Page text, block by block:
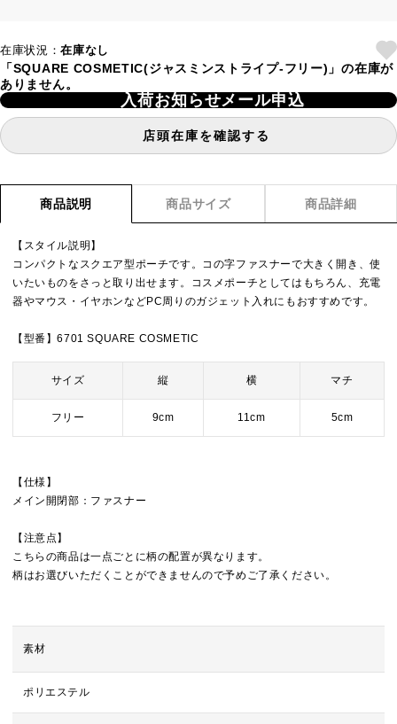
在庫状況：在庫なし
「SQUARE COSMETIC(ジャスミンストライプ-フリー)」の在庫が
ありません。
入荷お知らせメール申込
店頭在庫を確認する
商品説明 商品サイズ 商品詳細
【スタイル説明】
コンパクトなスクエア型ポーチです。コの字ファスナーで大きく開き、使
いたいものをさっと取り出せます。コスメポーチとしてはもちろん、充電
器やマウス・イヤホンなどPC周りのガジェット入れにもおすすめです。
【型番】6701 SQUARE COSMETIC
サイズ 縦 横 マチ
フリー 9cm 11cm 5cm
【仕様】
メイン開閉部：ファスナー
【注意点】
こちらの商品は一点ごとに柄の配置が異なります。
柄はお選びいただくことができませんので予めご了承ください。
素材
ポリエステル